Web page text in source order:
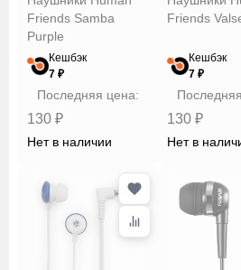
Friends Samba
Purple
Кешбэк
7 ₽
Последняя цена:
130 ₽
Нет в наличии
Friends
Кешбэк
7 ₽
130 ₽
Нет в